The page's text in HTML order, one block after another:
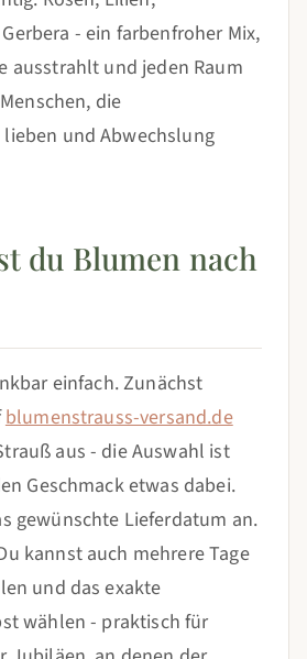
- ein farbenfroher Mix,
ausstrahlt und jeden Raum
die
und Abwechslung
du Blumen nach
einfach. Zunächst
blumenstrauss-versand.de
aus - die Auswahl ist
Geschmack etwas dabei.
gewünschte Lieferdatum an.
kannst auch mehrere Tage
und das exakte
wählen - praktisch für